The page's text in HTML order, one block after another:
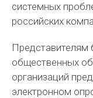
системных
российских
Представителям
общественных
организаций
электронном